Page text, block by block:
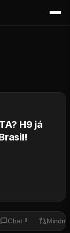
H9 já
Chat 🔒